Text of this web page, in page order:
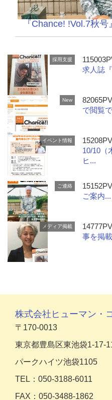
『Chance! !Vol.7秋
採用支援
求人誌
New 82065PV
で閲覧
イベント情報 15208PV
10/10（
ヒ...
ご連絡 15152PV
ご案内...
メディア掲載
事を掲
株式会社ヒューマン・
〒170-0013
東京都豊島区東池袋1-17-
パークハイツ池袋1105
TEL：050-3188-6011
FAX：050-3488-1862